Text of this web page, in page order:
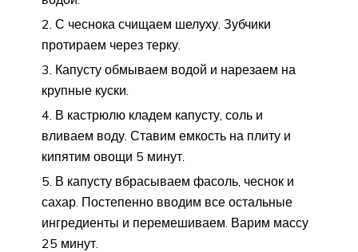
С чеснока счищаем шелуху. Зубчики
протираем через терку.
Капусту обмываем водой и нарезаем на
крупные куски.
В кастрюлю кладем капусту, соль и
вливаем воду. Ставим емкость на плиту и
кипятим овощи 5 минут.
В капусту вбрасываем фасоль, чеснок и
сахар. Постепенно вводим все остальные
ингредиенты и перемешиваем. Варим массу
25 минут.